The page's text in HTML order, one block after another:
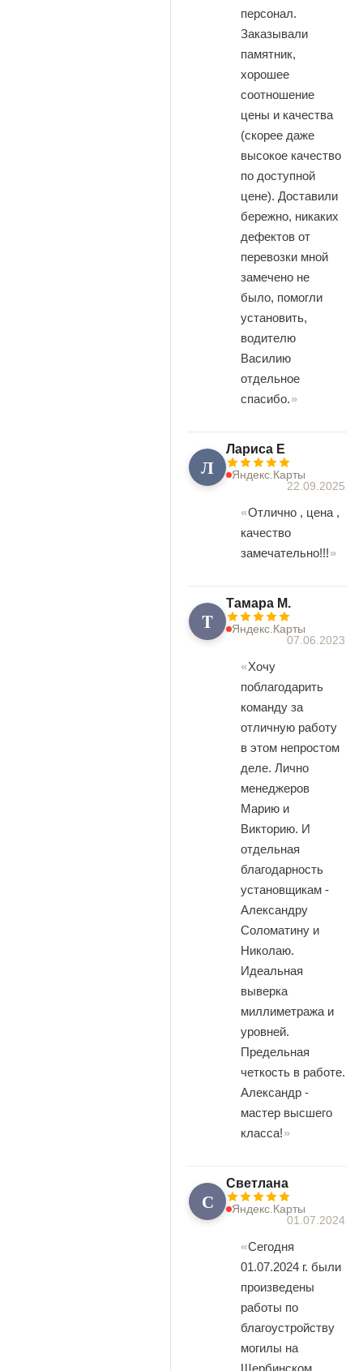
персонал.
Заказывали
памятник,
хорошее
соотношение
цены и качества
(скорее даже
высокое качество
по доступной
цене). Доставили
бережно, никаких
дефектов от
перевозки мной
замечено не
было, помогли
установить,
водителю
Василию
отдельное
спасибо.
Л
Лариса Е
Яндекс.Карты
22.09.2025
Отлично , цена ,
качество
замечательно!!!
T
Tамара М.
Яндекс.Карты
07.06.2023
Хочу
поблагодарить
команду за
отличную работу
в этом непростом
деле. Лично
менеджеров
Марию и
Викторию. И
отдельная
благодарность
установщикам -
Александру
Соломатину и
Николаю.
Идеальная
выверка
миллиметража и
уровней.
Предельная
четкость в работе.
Александр -
мастер высшего
класса!
С
Светлана
Яндекс.Карты
01.07.2024
Сегодня
01.07.2024 г. были
произведены
работы по
благоустройству
могилы на
Щербинском